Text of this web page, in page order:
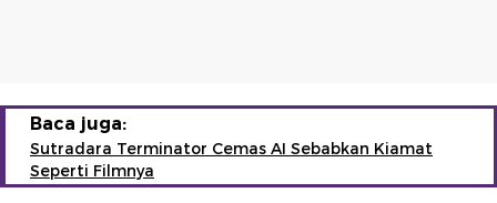
Baca juga:
Sutradara Terminator Cemas AI Sebabkan Kiamat
Seperti Filmnya